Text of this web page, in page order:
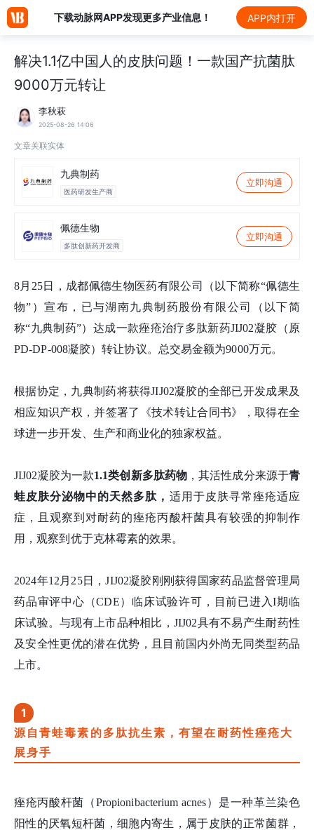
下载动脉网APP发现更多产业信息！ APP内打开
解决1.1亿中国人的皮肤问题！一款国产抗菌肽
9000万元转让
李秋萩
2025-08-26 14:06
文章关联实体
九典制药
医药研发生产商
立即沟通
佩德生物
多肽创新药开发商
立即沟通
8月25日，成都佩德生物医药有限公司（以下简称“佩德生
物”）宣布，已与湖南九典制药股份有限公司（以下简
称“九典制药”）达成一款痤疮治疗多肽新药JIJ02凝胶（原
PD-DP-008凝胶）转让协议。总交易金额为9000万元。
根据协定，九典制药将获得JIJ02凝胶的全部已开发成果及
相应知识产权，并签署了《技术转让合同书》，取得在全
球进一步开发、生产和商业化的独家权益。
JIJ02凝胶为一款1.1类创新多肽药物 ，其活性成分来源于青
蛙皮肤分泌物中的天然多肽， 适用于皮肤寻常痤疮适应
症，且观察到对耐药的痤疮丙酸杆菌具有较强的抑制作
用，观察到优于克林霉素的效果。
2024年12月25日，JIJ02凝胶刚刚获得国家药品监督管理局
药品审评中心（CDE）临床试验许可，目前已进入I期临
床试验。与现有上市品种相比，JIJ02具有不易产生耐药性
及安全性更优的潜在优势，且目前国内外尚无同类型药品
上市。
1
源自青蛙毒素的多肽抗生素，有望在耐药性痤疮大
展身手
痤疮丙酸杆菌（Propionibacterium acnes）是一种革兰染色
阳性的厌氧短杆菌，细胞内寄生，属于皮肤的正常菌群，